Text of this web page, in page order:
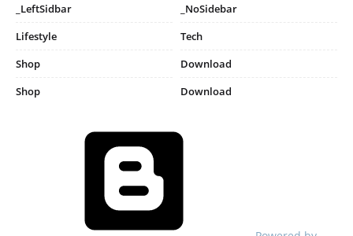
_LeftSidbar
_NoSidebar
Lifestyle
Tech
Shop
Download
Shop
Download